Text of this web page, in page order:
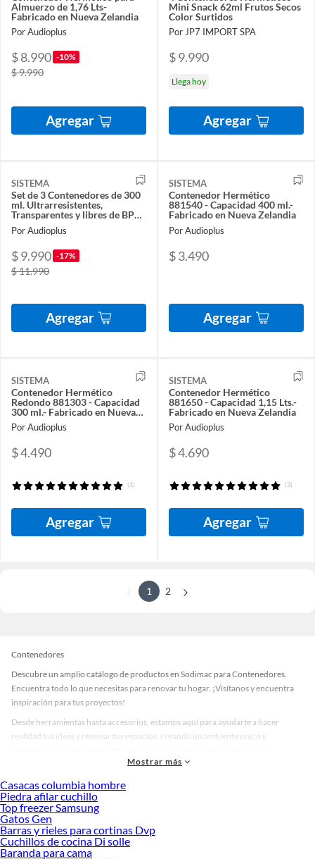
Almuerzo de 1,76 Lts-
Fabricado en Nueva Zelandia
Por Audioplus
$ 8.990 -10%
$ 9.990
Agregar
Mini Snack 62ml Frutos Secos
Color Surtidos
Por JP7 IMPORT SPA
$ 9.990
Llega hoy
Agregar
SISTEMA
Set de 3 Contenedores de 300
ml. Ultrarresistentes,
Transparentes y libres de BPA.
Organiza tu Cocina con Estilo.
Por Audioplus
$ 9.990 -17%
$ 11.990
Agregar
SISTEMA
Contenedor Hermético
881540 - Capacidad 400 ml.-
Fabricado en Nueva Zelandia
Por Audioplus
$ 3.490
Agregar
SISTEMA
Contenedor Hermético
Redondo 881303 - Capacidad
300 ml.- Fabricado en Nueva
Zelandia
Por Audioplus
$ 4.490
(1)
Agregar
SISTEMA
Contenedor Hermético
881650 - Capacidad 1,15 Lts.-
Fabricado en Nueva Zelandia
Por Audioplus
$ 4.690
(3)
Agregar
1 2
Contenedores
Descubre un amplio catálogo de productos en Sodimac para Contenedores.
Encuentra todo lo que necesitas para renovar tu hogar. ¡Visítanos y encuentra
inspiración para tus proyectos!
Desde herramientas hasta accesorios, estamos aquí para ayudarte a hacer
realidad tus ideas y renovar tus espacios, creando un ambiente único y
accesorios de calidad que te ayudarán a crear un espacio más tú.
Desde remodelaciones hasta proyectos de decoración, estamos aquí para hacer
tus ideas realidad. ¡Visítanos y encuentra todo lo que tenemos para ofrecerte en
Contenedores!
Explora la variedad de productos de Contenedores en Sodimac
Herramientas, materiales y accesorios de calidad para tus proyectos y
Mostrar más
Casacas columbia hombre
Piedra afilar cuchillo
Top freezer Samsung
Gatos Gen
Barras y rieles para cortinas Dvp
Cuchillos de cocina Di solle
Baranda para cama